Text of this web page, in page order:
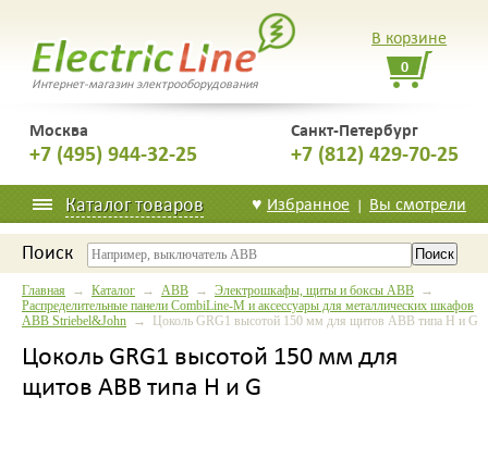
Интернет-магазин электрооборудования
Москва
+7 (495) 944-32-25
Санкт-Петербург
+7 (812) 429-70-25
В корзине
0
Каталог товаров ♥ Избранное | Вы смотрели
Поиск
Главная → Каталог → ABB → Электрошкафы, щиты и боксы ABB →
Распределительные панели CombiLine-M и аксессуары для металлических шкафов
АВВ Striebel&John → Цоколь GRG1 высотой 150 мм для щитов ABB типа H и G
Цоколь GRG1 высотой 150 мм для
щитов ABB типа H и G